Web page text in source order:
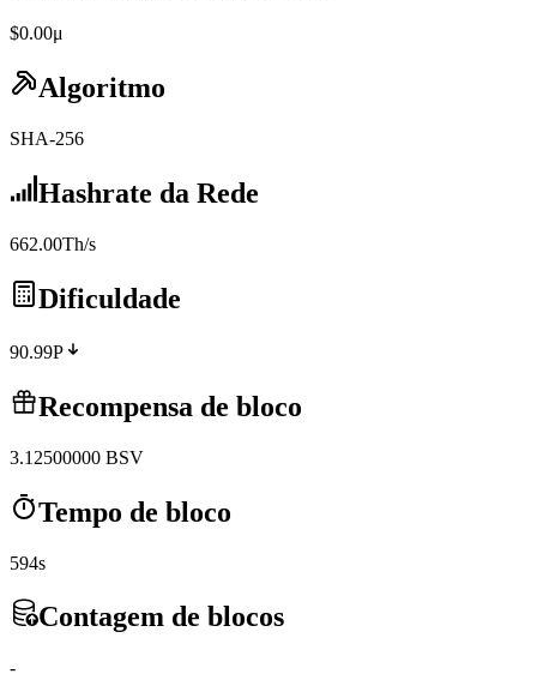
$0.00μ
Algoritmo
SHA-256
Hashrate da Rede
662.00Th/s
Dificuldade
90.99P
Recompensa de bloco
3.12500000 BSV
Tempo de bloco
594s
Contagem de blocos
-